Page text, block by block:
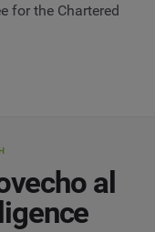
for the Chartered
al